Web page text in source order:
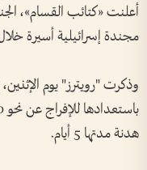
أعلنت «كتائب القسام»،
مجندة إسرائيلية أسيرة
وذكرت "رويترز" يوم
هدنة مدتها 5 أيام.